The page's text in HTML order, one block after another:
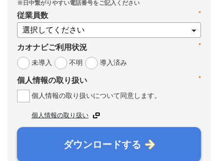
*
従業員数
*
カオナビご利用状況
未導入
不明 導入済み
*
個人情報の取り扱い
個人情報の取り扱いについて同意します。
個人情報の取り扱い
ダウンロードする